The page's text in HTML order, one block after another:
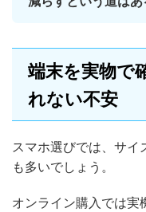
端末を実物で
れない不安
スマホ選びでは、サイ
も多いでしょう。
オンライン購入では実